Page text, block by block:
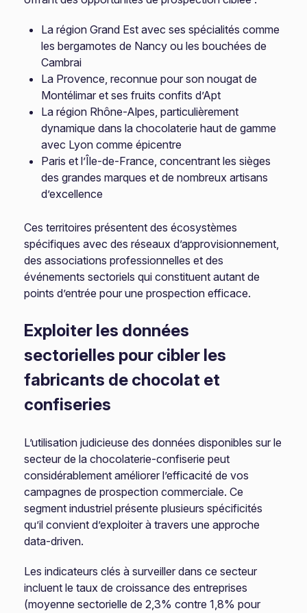
La région Grand Est avec ses spécialités comme
les bergamotes de Nancy ou les bouchées de
Cambrai
La Provence, reconnue pour son nougat de
Montélimar et ses fruits confits d’Apt
La région Rhône-Alpes, particulièrement
dynamique dans la chocolaterie haut de gamme
avec Lyon comme épicentre
Paris et l’Île-de-France, concentrant les sièges
des grandes marques et de nombreux artisans
d’excellence
Ces territoires présentent des écosystèmes
spécifiques avec des réseaux d’approvisionnement,
des associations professionnelles et des
événements sectoriels qui constituent autant de
points d’entrée pour une prospection efficace.
Exploiter les données
sectorielles pour cibler les
fabricants de chocolat et
confiseries
L’utilisation judicieuse des données disponibles sur le
secteur de la chocolaterie-confiserie peut
considérablement améliorer l’efficacité de vos
campagnes de prospection commerciale. Ce
segment industriel présente plusieurs spécificités
qu’il convient d’exploiter à travers une approche
data-driven.
Les indicateurs clés à surveiller dans ce secteur
incluent le taux de croissance des entreprises
(moyenne sectorielle de 2,3% contre 1,8% pour